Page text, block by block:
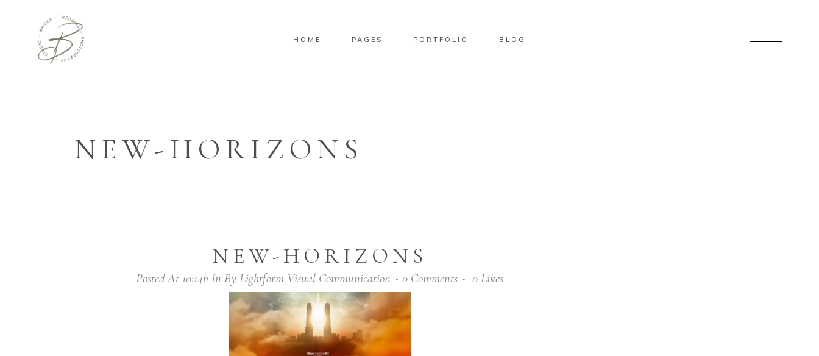
HOME PAGES PORTFOLIO BLOG
NEW-HORIZONS
NEW-HORIZONS
Posted At 10:14h In By Lightform Visual Communication 0 Comments 0 Likes